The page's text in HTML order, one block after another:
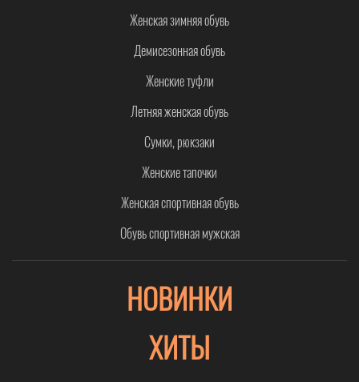
Женская зимняя обувь
Демисезонная обувь
Женские туфли
Летняя женская обувь
Сумки, рюкзаки
Женские тапочки
Женская спортивная обувь
Обувь спортивная мужская
НОВИНКИ
ХИТЫ